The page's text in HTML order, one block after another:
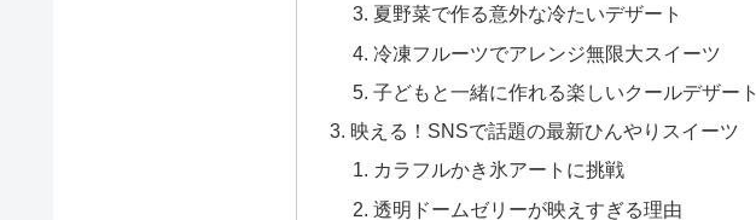
夏野菜で作る意外な冷たいデザート
冷凍フルーツでアレンジ無限大スイーツ
子どもと一緒に作れる楽しいクールデザート
映える！SNSで話題の最新ひんやりスイーツ
カラフルかき氷アートに挑戦
透明ドームゼリーが映えすぎる理由